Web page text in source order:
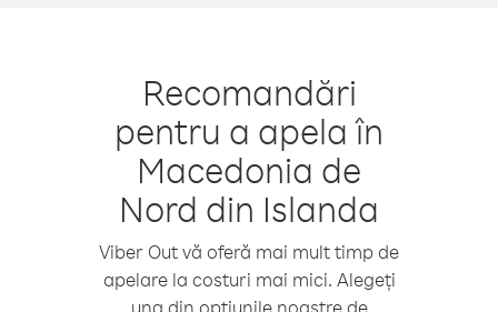
Recomandări
pentru a apela în
Macedonia de
Nord din Islanda
Viber Out vă oferă mai mult timp de
apelare la costuri mai mici. Alegeți
una din opțiunile noastre de